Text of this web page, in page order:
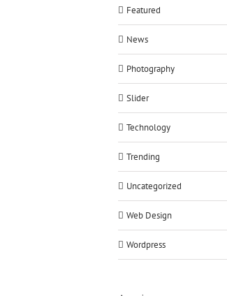
Featured
News
Photography
Slider
Technology
Trending
Uncategorized
Web Design
Wordpress